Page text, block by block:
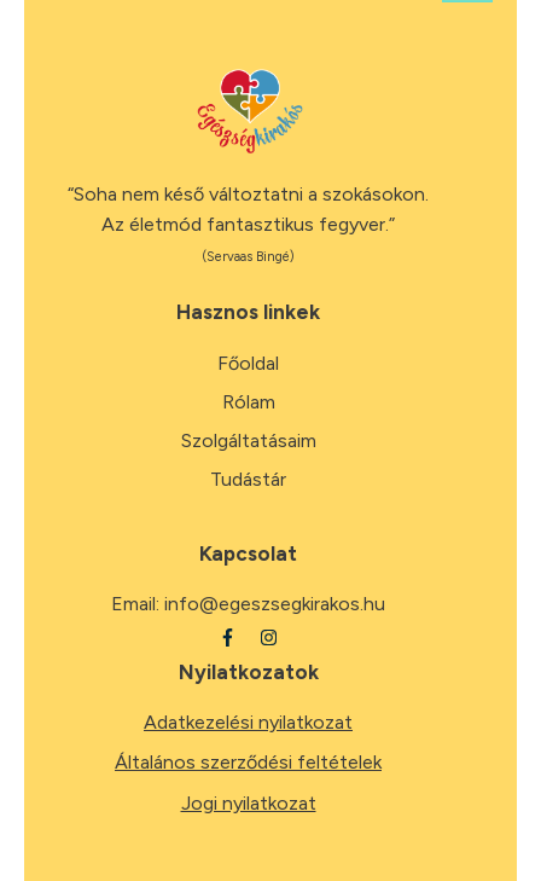
“Soha nem késő változtatni a szokásokon.
Az életmód fantasztikus fegyver.”
(Servaas Bingé)
Hasznos linkek
Főoldal
Rólam
Szolgáltatásaim
Tudástár
Kapcsolat
Email: info@egeszsegkirakos.hu
Nyilatkozatok
Adatkezelési nyilatkozat
Általános szerződési feltételek
Jogi nyilatkozat